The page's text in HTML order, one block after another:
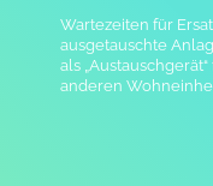
Wartezeiten für
ausgetauschte
als
anderen